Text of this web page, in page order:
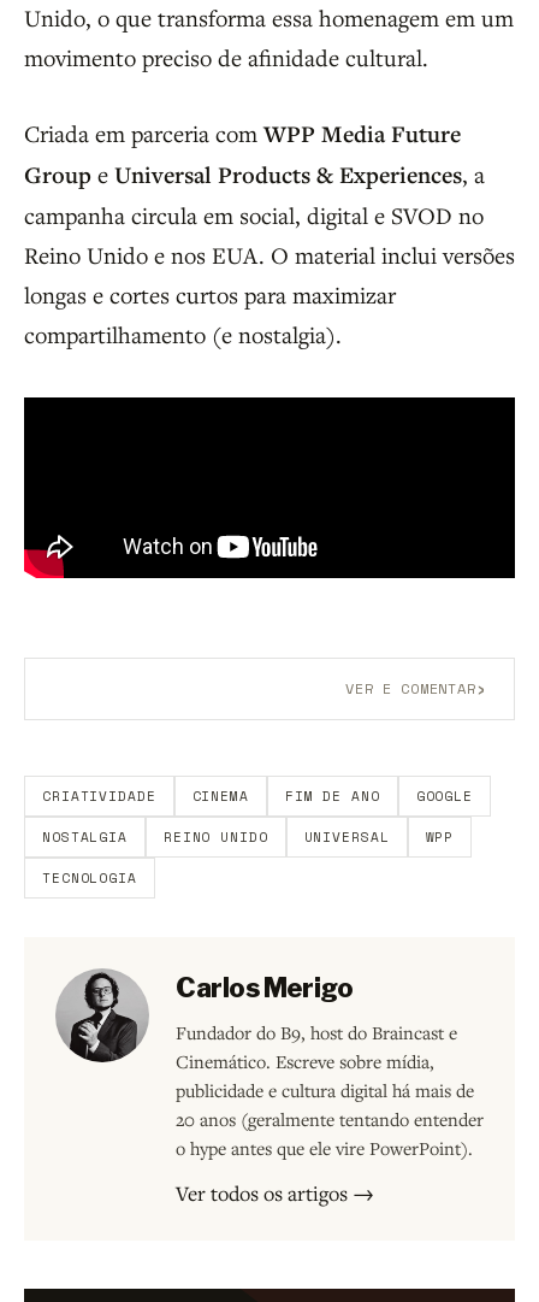
Unido, o que transforma essa homenagem em um
movimento preciso de afinidade cultural.
Criada em parceria comWPP Media Future
Group e Universal Products & Experiences, a
campanha circula em social, digital e SVOD no
Reino Unido e nos EUA. O material inclui versões
longas e cortes curtos para maximizar
compartilhamento (e nostalgia).
VER E COMENTAR›
CRIATIVIDADE CINEMA FIM DE ANO GOOGLE
NOSTALGIA REINO UNIDO UNIVERSAL WPP
TECNOLOGIA
Carlos Merigo
Fundador do B9, host do Braincast e
Cinemático. Escreve sobre mídia,
publicidade e cultura digital há mais de
20 anos (geralmente tentando entender
o hype antes que ele vire PowerPoint).
Ver todos os artigos →